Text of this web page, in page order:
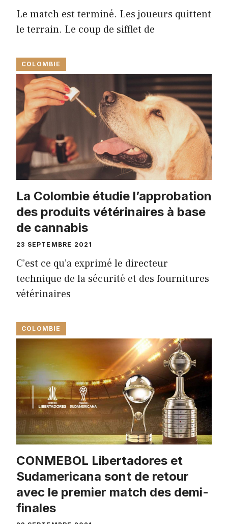
Le match est terminé. Les joueurs quittent
le terrain. Le coup de sifflet de
COLOMBIE
La Colombie étudie l’approbation
des produits vétérinaires à base
de cannabis
23 SEPTEMBRE 2021
C’est ce qu’a exprimé le directeur
technique de la sécurité et des fournitures
vétérinaires
COLOMBIE
CONMEBOL Libertadores et
Sudamericana sont de retour
avec le premier match des demi-
finales